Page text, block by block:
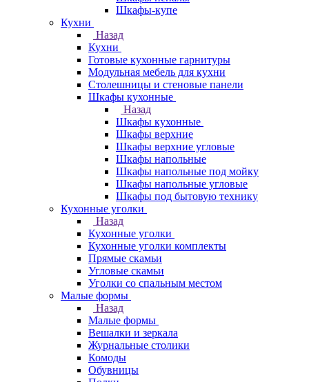
Шкафы-купе
Кухни
Назад
Кухни
Готовые кухонные гарнитуры
Модульная мебель для кухни
Столешницы и стеновые панели
Шкафы кухонные
Назад
Шкафы кухонные
Шкафы верхние
Шкафы верхние угловые
Шкафы напольные
Шкафы напольные под мойку
Шкафы напольные угловые
Шкафы под бытовую технику
Кухонные уголки
Назад
Кухонные уголки
Кухонные уголки комплекты
Прямые скамьи
Угловые скамьи
Уголки со спальным местом
Малые формы
Назад
Малые формы
Вешалки и зеркала
Журнальные столики
Комоды
Обувницы